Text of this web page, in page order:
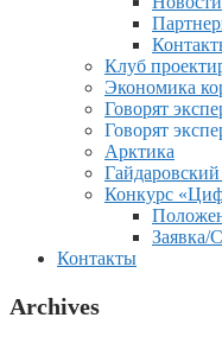
Клуб
Экономика
Говорят
Говорят
Арктика
Конкурс
Заявка/
Контакты
Archives